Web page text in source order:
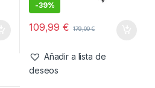
-39%
109,99€ 179,00€
Añadir a lista de
deseos